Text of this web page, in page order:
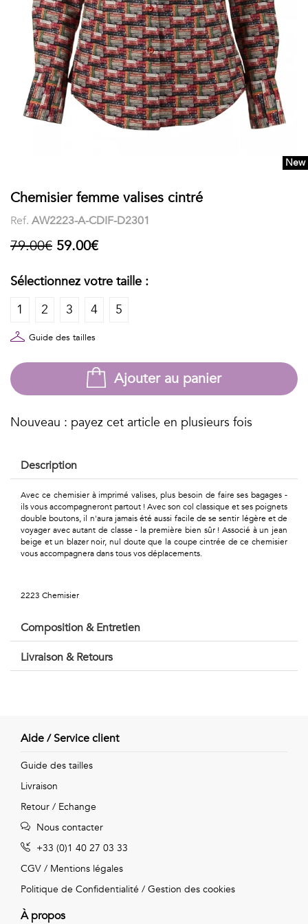
Stand-
Voir
IMPRIMÉES
Faune
Flore
Géométriques
Talents
&
Métiers
Petits
Urbain
Voyages
Vintage
Voir
courtes
POLOS
FEMME
Imprimés
Chaussettes
Boxers
Accessoires
New
Chemisier femme valises cintré
Ref. AW2223-A-CDIF-D2301
79.00€ 59.00€
Sélectionnez votre taille :
1
2 3 4 5
Guide des tailles
Ajouter au panier
Nouveau : payez cet article en plusieurs fois
Description
Avec ce chemisier à imprimé valises, plus besoin de faire ses bagages -
ils vous accompagneront partout ! Avec son col classique et ses poignets
double boutons, il n'aura jamais été aussi facile de se sentir légère et de
voyager avec autant de classe - la première bien sûr ! Associé à un jean
beige et un blazer noir, nul doute que la coupe cintrée de ce chemisier
vous accompagnera dans tous vos déplacements.
2223 Chemisier
Composition & Entretien
Livraison & Retours
Aide / Service client
Guide des tailles
Livraison
Retour / Echange
Nous contacter
+33 (0)1 40 27 03 33
CGV / Mentions légales
Politique de Confidentialité / Gestion des cookies
À propos